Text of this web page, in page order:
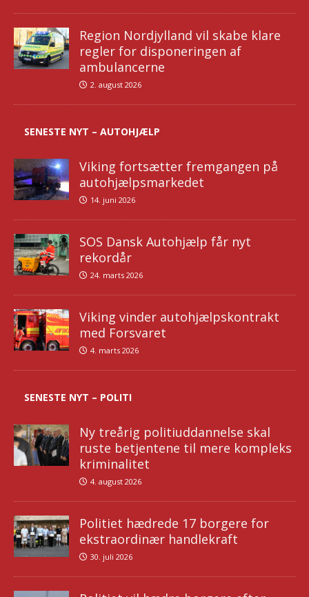
Region Nordjylland vil skabe klare
regler for disponeringen af
ambulancerne
2. august 2026
SENESTE NYT – AUTOHJÆLP
Viking fortsætter fremgangen på
autohjælpsmarkedet
14. juni 2026
SOS Dansk Autohjælp får nyt
rekordår
24. marts 2026
Viking vinder autohjælpskontrakt
med Forsvaret
4. marts 2026
SENESTE NYT – POLITI
Ny treårig politiuddannelse skal
ruste betjentene til mere kompleks
kriminalitet
4. august 2026
Politiet hædrede 17 borgere for
ekstraordinær handlekraft
30. juli 2026